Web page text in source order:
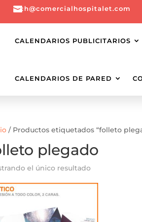
ch@comercialhospitalet.com
CALENDARIOS PUBLICITARIOS
CALENDARIOS DE PARED
/ Productos etiquetados “folleto
plegado
el único resultado